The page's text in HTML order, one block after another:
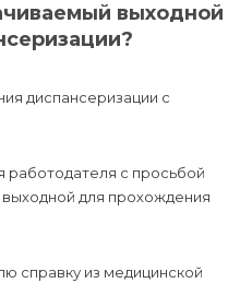
выходной
диспансеризации с
работодателя с просьбой
для прохождения
справку из медицинской